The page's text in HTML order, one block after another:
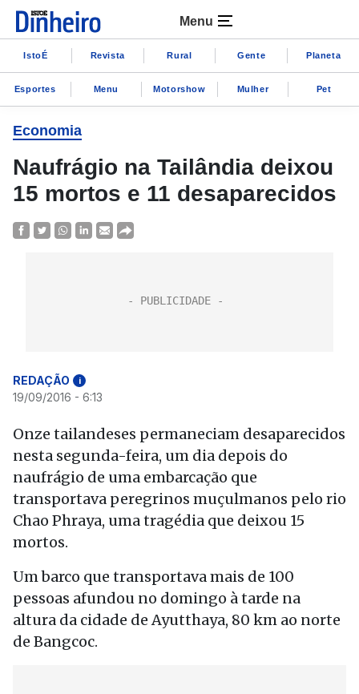
Menu
IstoÉ Revista Rural Gente Planeta
Esportes Menu Motorshow Mulher Pet
Economia
Naufrágio na Tailândia deixou
15 mortos e 11 desaparecidos
REDAÇÃO i
19/09/2016 - 6:13
Onze tailandeses permaneciam desaparecidos
nesta segunda-feira, um dia depois do
naufrágio de uma embarcação que
transportava peregrinos muçulmanos pelo rio
Chao Phraya, uma tragédia que deixou 15
mortos.
Um barco que transportava mais de 100
pessoas afundou no domingo à tarde na
altura da cidade de Ayutthaya, 80 km ao norte
de Bangcoc.